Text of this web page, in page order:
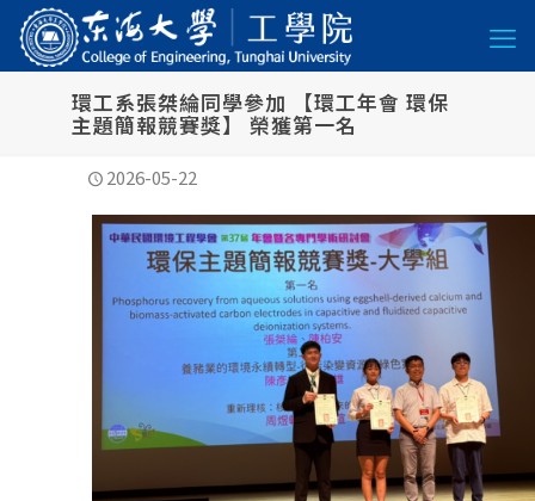
環工系張桀綸同學參加 【環工年會 環保
主題簡報競賽獎】 榮獲第一名
2026-05-22